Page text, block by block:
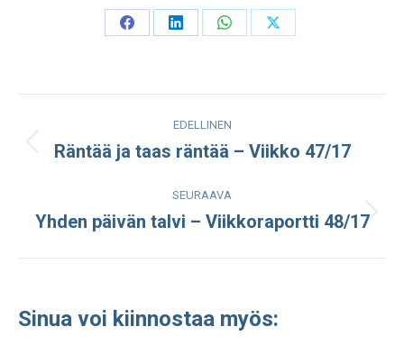
Share
Share
Share
Share
navigation
EDELLINEN
Edellinen
Räntää ja taas räntää – Viikko 47/17
SEURAAVA
Seuraava
Yhden päivän talvi – Viikkoraportti 48/17
Sinua voi kiinnostaa myös: